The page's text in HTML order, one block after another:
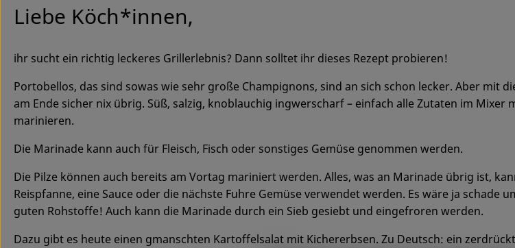
Liebe Köch*innen,
ihr sucht ein richtig leckeres Grillerlebnis? Dann solltet ihr dieses Rezept probieren!
Portobellos, das sind sowas wie sehr große Champignons, sind an sich schon lecker. Aber mit
am Ende sicher nix übrig. Süß, salzig, knoblauchig ingwerscharf – einfach alle Zutaten im Mixer
marinieren.
Die Marinade kann auch für Fleisch, Fisch oder sonstiges Gemüse genommen werden.
Die Pilze können auch bereits am Vortag mariniert werden. Alles, was an Marinade übrig ist,
Reispfanne, eine Sauce oder die nächste Fuhre Gemüse verwendet werden. Es wäre ja schade
guten Rohstoffe! Auch kann die Marinade durch ein Sieb gesiebt und eingefroren werden.
Dazu gibt es heute einen gmanschten Kartoffelsalat mit Kichererbsen. Zu Deutsch: ein